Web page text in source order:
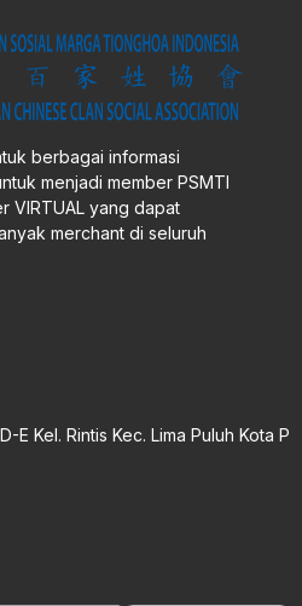
berbagai informasi
menjadi member PSMTI
VIRTUAL yang dapat
merchant di seluruh
E Kel. Rintis Kec. Lima Puluh Kota P